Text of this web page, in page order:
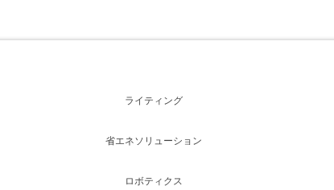
ライティング
省エネソリューション
ロボティクス